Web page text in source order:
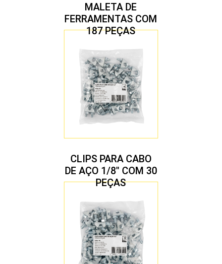
MALETA DE
FERRAMENTAS COM
187 PEÇAS
CLIPS PARA CABO
DE AÇO 1/8″ COM 30
PEÇAS